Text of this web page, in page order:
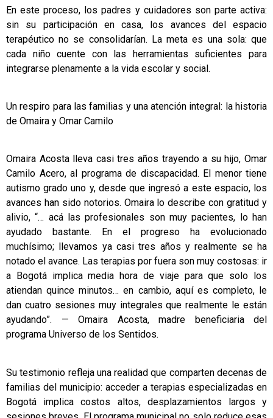
En este proceso, los padres y cuidadores son parte activa:
sin su participación en casa, los avances del espacio
terapéutico no se consolidarían. La meta es una sola: que
cada niño cuente con las herramientas suficientes para
integrarse plenamente a la vida escolar y social.
Un respiro para las familias y una atención integral: la historia
de Omaira y Omar Camilo
Omaira Acosta lleva casi tres años trayendo a su hijo, Omar
Camilo Acero, al programa de discapacidad. El menor tiene
autismo grado uno y, desde que ingresó a este espacio, los
avances han sido notorios. Omaira lo describe con gratitud y
alivio, “… acá las profesionales son muy pacientes, lo han
ayudado bastante. En el progreso ha evolucionado
muchísimo; llevamos ya casi tres años y realmente se ha
notado el avance. Las terapias por fuera son muy costosas: ir
a Bogotá implica media hora de viaje para que solo los
atiendan quince minutos… en cambio, aquí es completo, le
dan cuatro sesiones muy integrales que realmente le están
ayudando”. — Omaira Acosta, madre beneficiaria del
programa Universo de los Sentidos.
Su testimonio refleja una realidad que comparten decenas de
familias del municipio: acceder a terapias especializadas en
Bogotá implica costos altos, desplazamientos largos y